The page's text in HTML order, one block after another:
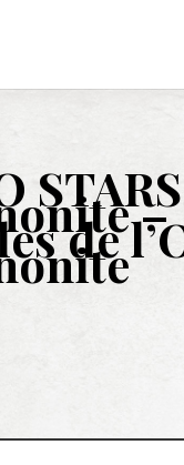
–
de